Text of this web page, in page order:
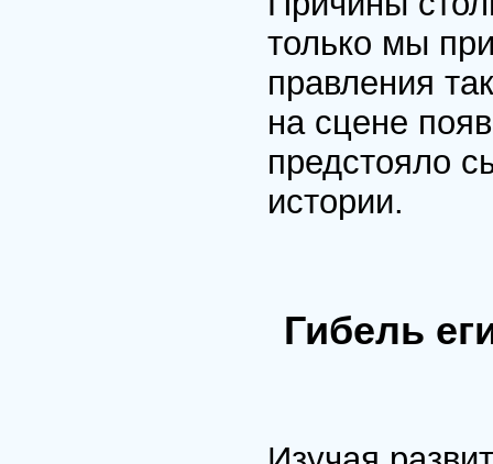
только мы
правления
на сцене
предстояло
истории.
Гибель